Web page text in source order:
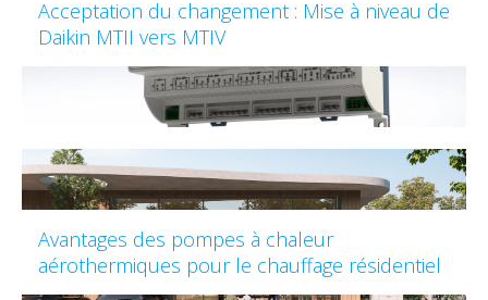
Acceptation du changement : Mise à niveau de
Daikin MTII vers MTIV
Avantages des pompes à chaleur
aérothermiques pour le chauffage résidentiel